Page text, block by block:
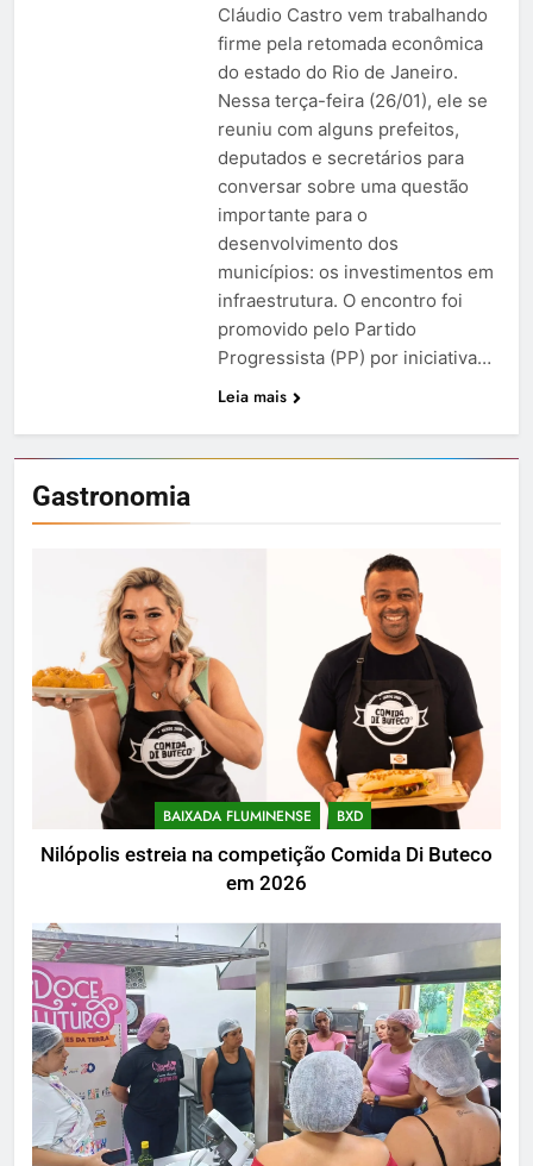
Gastronomia
BAIXADA FLUMINENSE BXD
Nilópolis estreia na competição Comida Di Buteco
em 2026
Cláudio Castro vem trabalhando
firme pela retomada econômica
do estado do Rio de Janeiro.
Nessa terça-feira (26/01), ele se
reuniu com alguns prefeitos,
deputados e secretários para
conversar sobre uma questão
importante para o
desenvolvimento dos
municípios: os investimentos em
infraestrutura. O encontro foi
promovido pelo Partido
Progressista (PP) por iniciativa…
Leia mais